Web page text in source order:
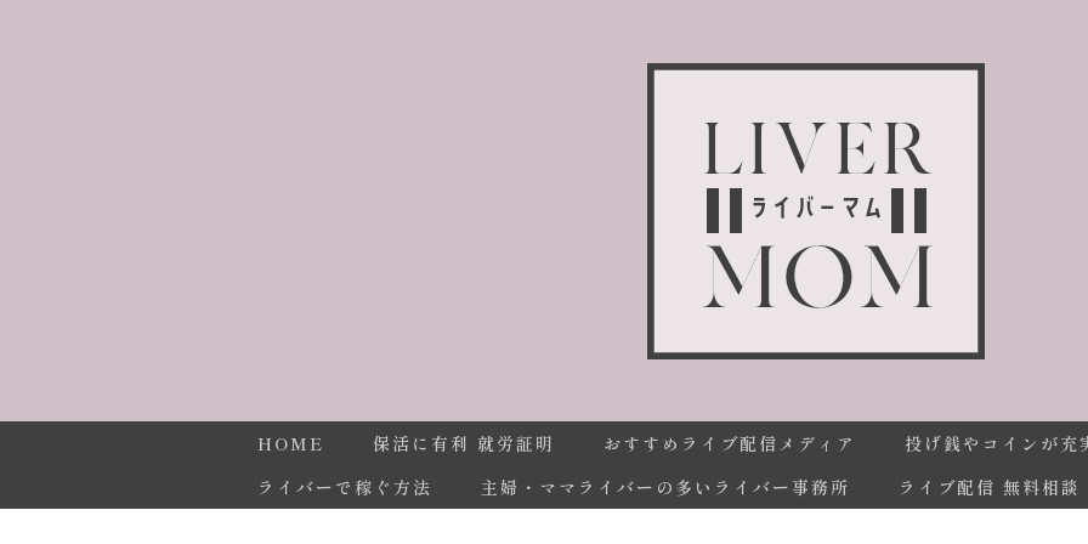
HOME 保活に有利 就労証明 おすすめライブ配信メディア
投げ銭やコインが充
ライバーで稼ぐ方法
主婦・ママライバーの多いライバー事務所 ライブ配信 無料相談